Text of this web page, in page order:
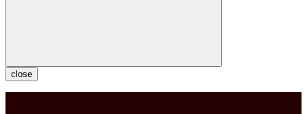
close